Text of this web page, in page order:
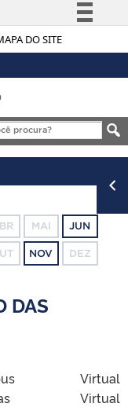
DO SITE
Legislação
Canais
MAI JUN
NOV DEZ
DAS
Virtual
Virtual